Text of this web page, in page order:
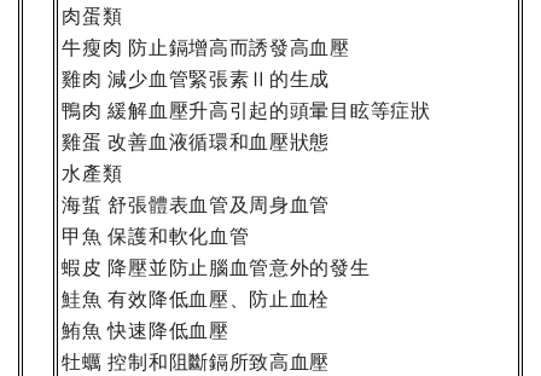
肉蛋類
牛瘦肉 防止鎘增高而誘發高血壓
雞肉 減少血管緊張素 Ⅱ 的生成
鴨肉 緩解血壓升高引起的頭暈目眩等症狀
雞蛋 改善血液循環和血壓狀態
水產類
海蜇 舒張體表血管及周身血管
甲魚 保護和軟化血管
蝦皮 降壓並防止腦血管意外的發生
鮭魚 有效降低血壓、防止血栓
鮪魚 快速降低血壓
牡蠣 控制和阻斷鎘所致高血壓